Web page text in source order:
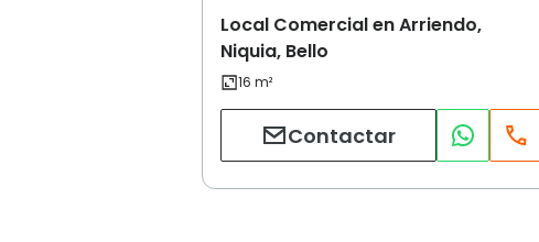
Local Comercial en Arriendo,
Niquia, Bello
Contactar